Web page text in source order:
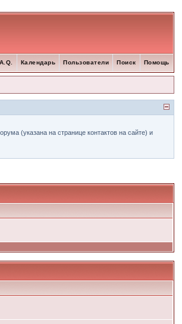
Помощь
Поиск
Пользователи
Календарь
(указана на странице контактов на сайте) и